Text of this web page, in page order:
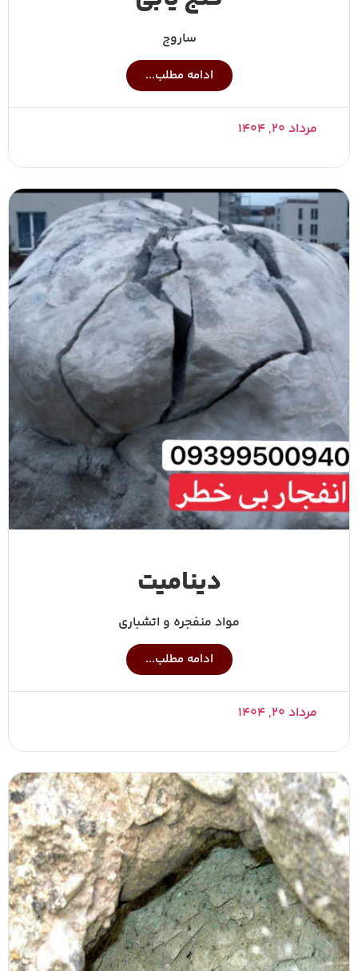
ساروج
ادامه مطلب...
مرداد ۲۰, ۱۴۰۴
دینامیت
مواد منفجره و اتشباری
ادامه مطلب...
مرداد ۲۰, ۱۴۰۴